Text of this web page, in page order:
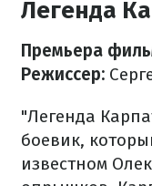
Легенда
Премьера
Режиссер:
"Легенда
боевик,
известном